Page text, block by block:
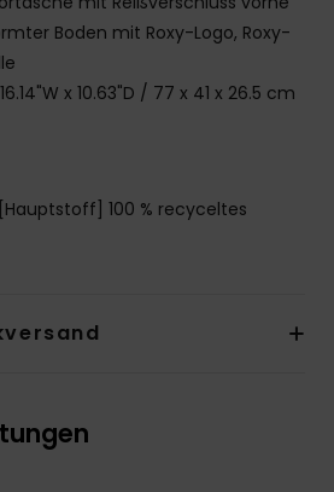
Boden mit Roxy-Logo, Roxy-
x 10.63"D / 77 x 41 x 26.5 cm
[Hauptstoff] 100 % recyceltes